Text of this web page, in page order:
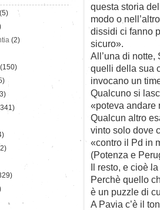
questa storia
modo o
dissidi ci fanno
sicuro».
All’una di
quelli della sua
invocano un
Qualcuno si
«poteva andare
Qualcun altro
vinto solo dove
«contro il Pd in
(Potenza e
Il resto, e cioè
Perchè quello
è un puzzle di
A Pavia c’è il
(5)
(2)
(150)